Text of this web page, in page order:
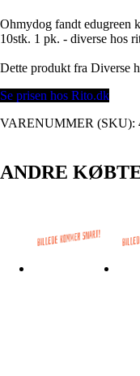
Ohmydog fandt edugreen
10stk. 1 pk. - diverse hos
Dette produkt fra Diverse
Se prisen hos Rito.dk
VARENUMMER (SKU):
ANDRE